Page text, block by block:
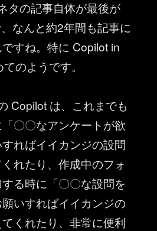
タの記事自体が最後が
なんと約2年間も記事に
すね。特に Copilot in
のようです。
Copilot は、これまでも
〇〇なアンケートが欲
ればイイカンジの設問
れたり、作成中のフォ
る時に「〇〇な設問を
いすればイイカンジの
くれたり、非常に便利